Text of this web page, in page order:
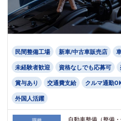
民間整備工場 新車/中古車販売店
未経験者歓迎 資格なしでも応募可
賞与あり 交通費支給 クルマ通勤
外国人活躍
自動車整備（整備・